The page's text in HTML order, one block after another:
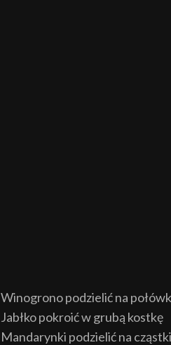
Winogrono podzielić na
Jabłko pokroić w grubą kostkę
Mandarynki podzielić na